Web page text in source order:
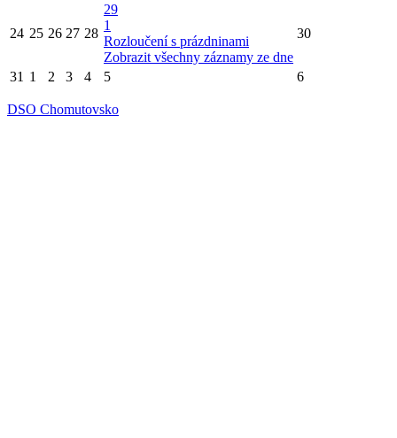
24 25 26 27 28
29
1
Rozloučení s prázdninami
Zobrazit všechny záznamy ze dne
30
31 1 2 3 4 5 6
DSO Chomutovsko